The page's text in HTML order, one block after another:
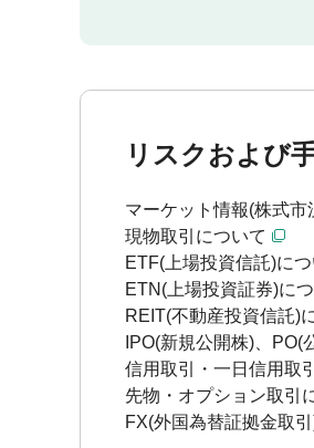
リスクおよび
マーケット情報(株式
現物取引について
ETF(上場投資信託)につ
ETN(上場投資証券)に
REIT(不動産投資信託)
IPO(新規公開株)、PO(
信用取引・一日信用取
先物・オプション取引
FX(外国為替証拠金取